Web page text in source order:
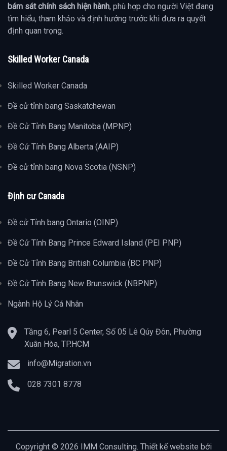
bám sát chính sách hiện hành, phù hợp cho người Việt đang
tìm hiểu, tham khảo và định hướng trước khi đưa ra quyết
định quan trọng.
Skilled Worker Canada
Skilled Worker Canada
Đề cử tỉnh bang Saskatchewan
Đề Cử Tỉnh Bang Manitoba (MPNP)
Đề Cử Tỉnh Bang Alberta (AAIP)
Đề cử tỉnh bang Nova Scotia (NSNP)
Định cư Canada
Đề cử Tỉnh bang Ontario (OINP)
Đề Cử Tỉnh Bang Prince Edward Island (PEI PNP)
Đề Cử Tỉnh Bang British Columbia (BC PNP)
Đề Cử Tỉnh Bang New Brunswick (NBPNP)
Ngành Hộ Lý Cá Nhân
Tầng 6, Pearl 5 Center, Số 05 Lê Qúy Đôn, Phường
Xuân Hòa, TP.HCM
info@Migration.vn
028 7301 8778
Copyright © 2026 IMM Consulting. Thiết kế website bởi